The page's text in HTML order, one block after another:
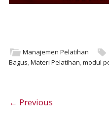
Manajemen Pelatihan
Bagus,Materi Pelatihan,modul
Post
← Previous